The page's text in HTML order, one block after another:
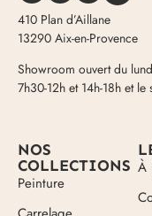
410 Plan d’Aillane
13290 Aix-en-Provence
Showroom ouvert du
7h30-12h et 14h-18h et
NOS
COLLECTIONS
Peinture
À